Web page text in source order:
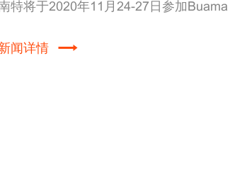
特将于2020年11月24-27日参加
闻详情